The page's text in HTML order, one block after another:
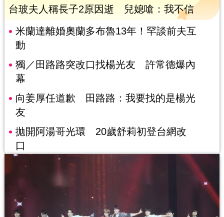
台玻夫人稱長子2原因逝 兒媳嗆：我不信
米蘭達離婚奧蘭多布魯13年！罕談前夫互
動
獨／田路路突改口找楊光友 許常德爆內
幕
向姜厚任道歉 田路路：我要找的是楊光
友
拋開阿湯哥光環 20歲舒莉初登台網改
口